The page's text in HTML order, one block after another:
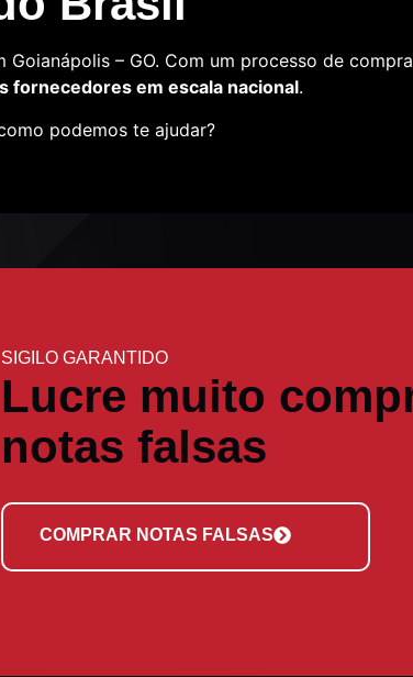
– GO. Com um processo de
fornecedores em escala nacional.
podemos te ajudar?
SIGILO GARANTIDO
Lucre muito
notas falsas
COMPRAR NOTAS FALSAS